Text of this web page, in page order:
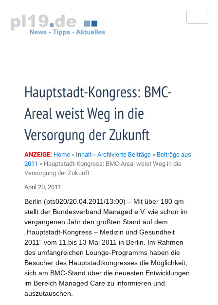
springen
Hauptstadt-Kongress: BMC-
Areal weist Weg in die
Versorgung der Zukunft
ANZEIGE: Home » Inhalt » Archivierte Beiträge » Beiträge aus
2011 » Hauptstadt-Kongress: BMC-Areal weist Weg in die
Versorgung der Zukunft
April 20, 2011
Berlin (pts020/20.04.2011/13:00) – Mit über 180 qm
stellt der Bundesverband Managed e.V. wie schon im
vergangenen Jahr den größten Stand auf dem
„Hauptstadt-Kongress – Medizin und Gesundheit
2011“ vom 11.bis 13 Mai 2011 in Berlin. Im Rahmen
des umfangreichen Lounge-Programms haben die
Besucher des Hauptstadtkongresses die Möglichkeit,
sich am BMC-Stand über die neuesten Entwicklungen
im Bereich Managed Care zu informieren und
auszutauschen.